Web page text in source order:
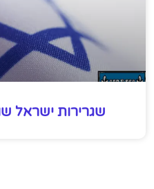
שגרירות ישראל